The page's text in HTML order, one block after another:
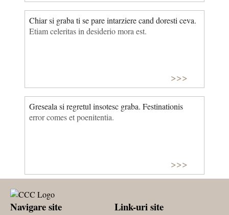
Chiar si graba ti se pare intarziere cand doresti ceva.
Etiam celeritas in desiderio mora est.
>>>
Greseala si regretul insotesc graba. Festinationis
error comes et poenitentia.
>>>
Navigare site Link-uri site